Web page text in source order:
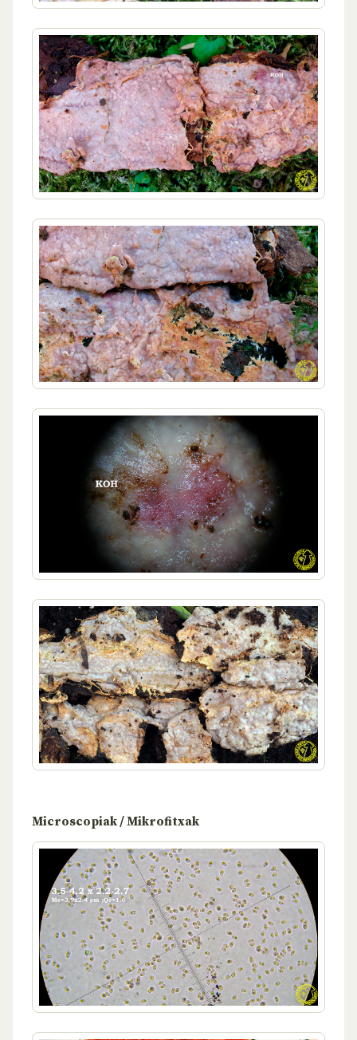
Microscopiak / Mikrofitxak